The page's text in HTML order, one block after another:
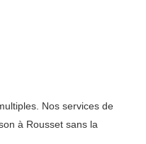
Nos services de
à Rousset sans la